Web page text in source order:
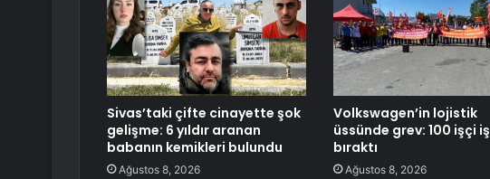
Sivas’taki çifte cinayette şok
gelişme: 6 yıldır aranan
babanın kemikleri bulundu
Ağustos 8, 2026
Volkswagen’in lojistik
üssünde grev: 100 işçi iş
bıraktı
Ağustos 8, 2026